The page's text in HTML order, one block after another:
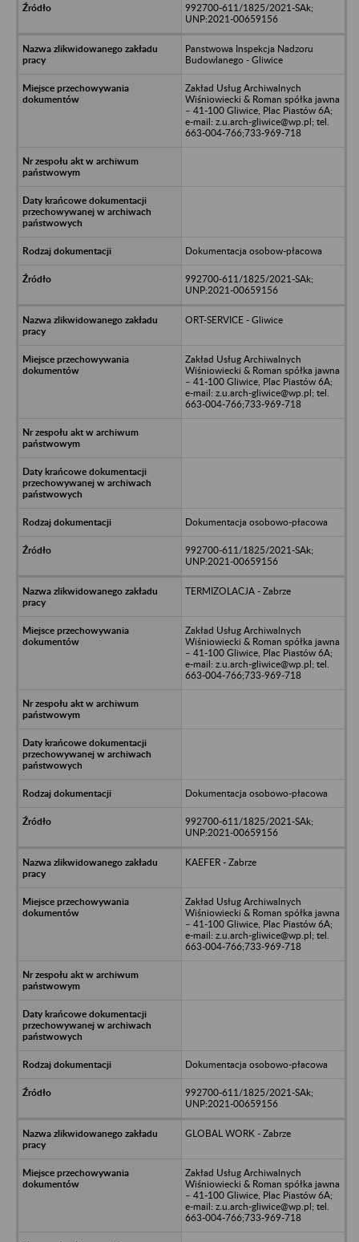
992700-611/1825/2021-SAk;
UNP:2021-00659156
Panstwowa Inspekcja Nadzoru
Budowlanego - Gliwice
Zakład Usług Archiwalnych
Wiśniowiecki & Roman spółka jawna
– 41-100 Gliwice, Plac Piastów 6A;
e-mail: z.u.arch-gliwice@wp.pl; tel.
663-004-766;733-969-718
Dokumentacja osobow-płacowa
992700-611/1825/2021-SAk;
UNP:2021-00659156
ORT-SERVICE - Gliwice
Zakład Usług Archiwalnych
Wiśniowiecki & Roman spółka jawna
– 41-100 Gliwice, Plac Piastów 6A;
e-mail: z.u.arch-gliwice@wp.pl; tel.
663-004-766;733-969-718
Dokumentacja osobowo-płacowa
992700-611/1825/2021-SAk;
UNP:2021-00659156
TERMIZOLACJA - Zabrze
Zakład Usług Archiwalnych
Wiśniowiecki & Roman spółka jawna
– 41-100 Gliwice, Plac Piastów 6A;
e-mail: z.u.arch-gliwice@wp.pl; tel.
663-004-766;733-969-718
Dokumentacja osobowo-płacowa
992700-611/1825/2021-SAk;
UNP:2021-00659156
KAEFER - Zabrze
Zakład Usług Archiwalnych
Wiśniowiecki & Roman spółka jawna
– 41-100 Gliwice, Plac Piastów 6A;
e-mail: z.u.arch-gliwice@wp.pl; tel.
663-004-766;733-969-718
Dokumentacja osobowo-płacowa
992700-611/1825/2021-SAk;
UNP:2021-00659156
GLOBAL WORK - Zabrze
Zakład Usług Archiwalnych
Wiśniowiecki & Roman spółka jawna
– 41-100 Gliwice, Plac Piastów 6A;
e-mail: z.u.arch-gliwice@wp.pl; tel.
663-004-766;733-969-718